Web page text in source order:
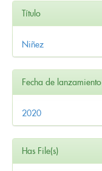
Título
Niñez
Fecha de lanzamiento
2020
Has File(s)